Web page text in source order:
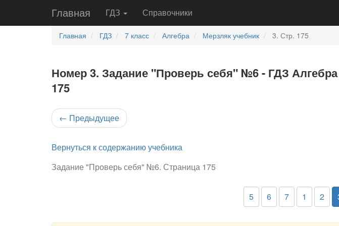
Главная ГДЗ Справочники
Главная ГДЗ 7 класс Алгебра Мерзляк учебник 3. Стр. 175
Номер 3. Задание "Проверь себя" №6 - ГДЗ
175
← Предыдущее
Вернуться к содержанию учебника
Задание "Проверь себя" №6. Страница 175
5 6 7 1 2